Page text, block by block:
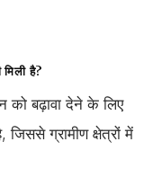
है?
को बढ़ावा देने के लिए
ग्रामीण क्षेत्रों में